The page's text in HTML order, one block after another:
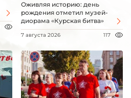
Оживляя историю: день
рождения отметил музей-
диорама «Курская битва»
7 августа 2026 117